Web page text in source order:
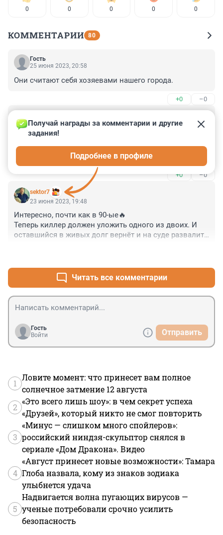
0 0 0 0 0
КОММЕНТАРИИ 80
Гость
25 июня 2023, 20:58
Они считают себя хозяевами нашего города.
+0 –0
25 июня 2023, 20:53
Бегловский Петербург: торговые ряды и торговые
ларьки (в нарушение законодательства) под окнами
жилых домов, вплотную к стенам жилых домов,
уничтожение зеленых насаждений земляками
беглова и угрозы в адрес жителей, грязь, шум, свалки,
переполненные помойки и разбитые тротуары.
+0 –0
sektor7
Получай награды за комментарии и другие
задания!
Подробнее в профиле
23 июня 2023, 19:48
Интересно, почти как в 90-ые🔥
Теперь киллер должен уложить одного из двоих. И
оставшийся в живых долг вернёт и на суде развалит
Читать все комментарии
Гость
Войти
Отправить
1
Ловите момент: что принесет вам полное
солнечное затмение 12 августа
2
«Это всего лишь шоу»: в чем секрет успеха
«Друзей», который никто не смог повторить
3
«Минус — слишком много спойлеров»:
российский ниндзя-скульптор снялся в
сериале «Дом Дракона». Видео
4
«Август принесет новые возможности»: Тамара
Глоба назвала, кому из знаков зодиака
улыбнется удача
5
Надвигается волна пугающих вирусов —
ученые потребовали срочно усилить
безопасность